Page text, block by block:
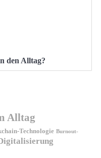
den Alltag?
Alltag
Technologie Burnout-